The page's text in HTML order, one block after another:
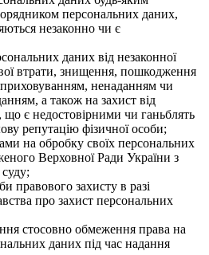
персональних даних,
незаконно чи є
даних від незаконної
втрати, знищення, пошкодження
ненаданням чи
а також на захист від
що є недостовірними чи ганьблять
репутацію фізичної особи;
на обробку своїх персональних
Верховної Ради України з
правового захисту в разі
про захист персональних
стосовно обмеження права на
даних під час надання